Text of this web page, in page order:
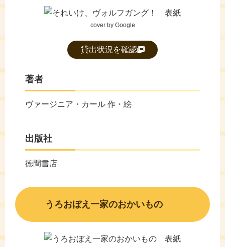
cover by Google
貸出状況を確認
著者
ヴァージニア・カール 作・絵
出版社
徳間書店
うろおぼえ一家のおかいもの